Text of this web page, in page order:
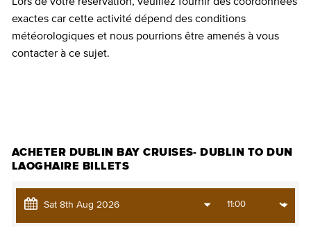
exactes car cette activité dépend des conditions
météorologiques et nous pourrions être amenés à vous
contacter à ce sujet.
ACHETER DUBLIN BAY CRUISES- DUBLIN TO DUN
LAOGHAIRE BILLETS